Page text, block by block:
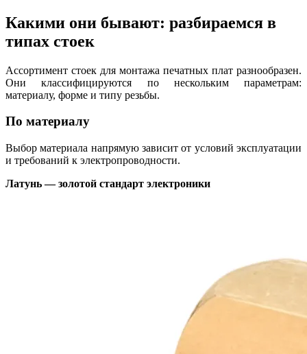
Какими они бывают: разбираемся в
типах стоек
Ассортимент стоек для монтажа печатных плат разнообразен.
Они классифицируются по нескольким параметрам:
материалу, форме и типу резьбы.
По материалу
Выбор материала напрямую зависит от условий эксплуатации
и требований к электропроводности.
Латунь — золотой стандарт электроники